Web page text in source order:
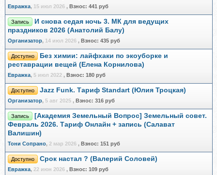
Евражкa, 15 июл 2026 , Взнос: 441 руб
Запись
И снова седая ночь 3. МК для ведущих
праздников 2026 (Анатолий Балу)
Организатор, 14 июл 2026 , Взнос: 435 руб
Доступно
Без химии: лайфхаки по экоуборке и
реставрации вещей (Елена Корнилова)
Евражкa, 5 июл 2022 , Взнос: 180 руб
Доступно Jazz Funk. Тариф Standart (Юлия Троцкая)
Организатор, 5 авг 2025 , Взнос: 316 руб
Запись
[Академия Земельный Вопрос] Земельный совет.
Февраль 2026. Тариф Онлайн + запись (Салават
Валишин)
Тони Сопрано, 2 мар 2026 , Взнос: 151 руб
Доступно Срок настал ? (Валерий Соловей)
Евражкa, 22 июн 2026 , Взнос: 109 руб